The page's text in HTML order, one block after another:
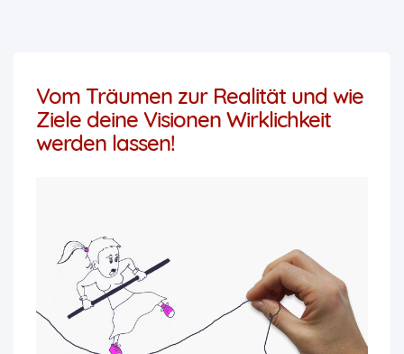
Vom Träumen zur Realität und wie
Ziele deine Visionen Wirklichkeit
werden lassen!